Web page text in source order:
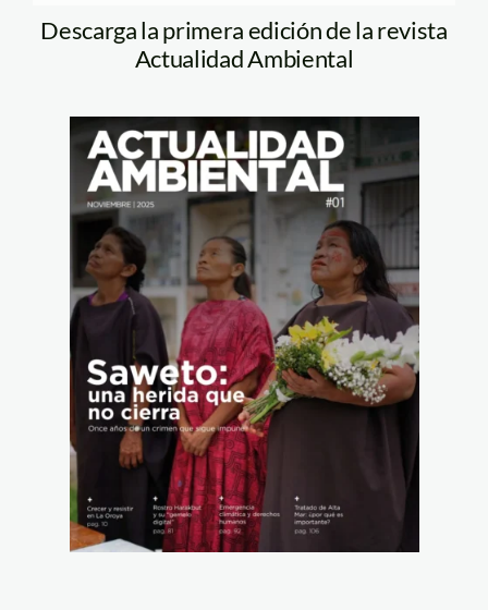
Descarga la primera edición de la revista
Actualidad Ambiental